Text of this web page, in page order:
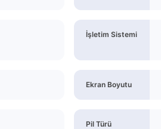
İşletim Sistemi
Ekran Boyutu
Pil Türü